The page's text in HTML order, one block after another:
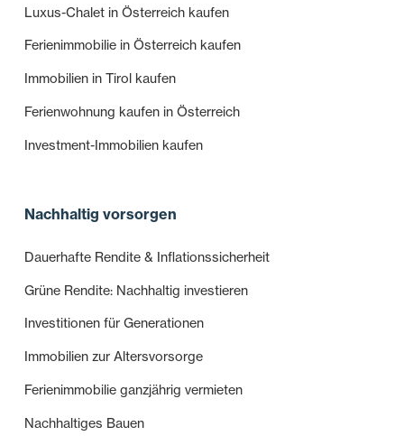
Luxus-Chalet in Österreich kaufen
Ferienimmobilie in Österreich kaufen
Immobilien in Tirol kaufen
Ferienwohnung kaufen in Österreich
Investment-Immobilien kaufen
Nachhaltig vorsorgen
Dauerhafte Rendite & Inflationssicherheit
Grüne Rendite: Nachhaltig investieren
Investitionen für Generationen
Immobilien zur Altersvorsorge
Ferienimmobilie ganzjährig vermieten
Nachhaltiges Bauen